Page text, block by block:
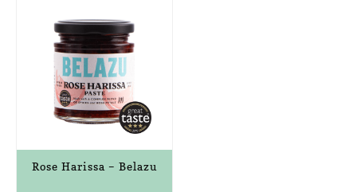
Rose Harissa – Belazu